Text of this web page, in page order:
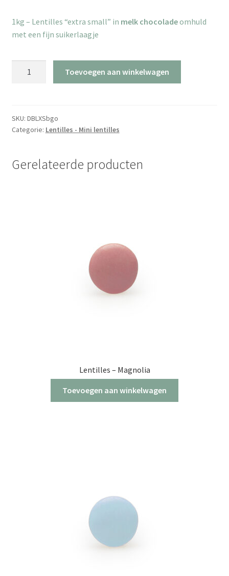
1kg – Lentilles “extra small” in melk chocoladeomhuld
met een fijn suikerlaagje
goud
aantal
Toevoegen aan winkelwagen
SKU: DBLXSbgo
Categorie: Lentilles - Mini lentilles
Gerelateerde producten
Lentilles – Magnolia
Toevoegen aan winkelwagen